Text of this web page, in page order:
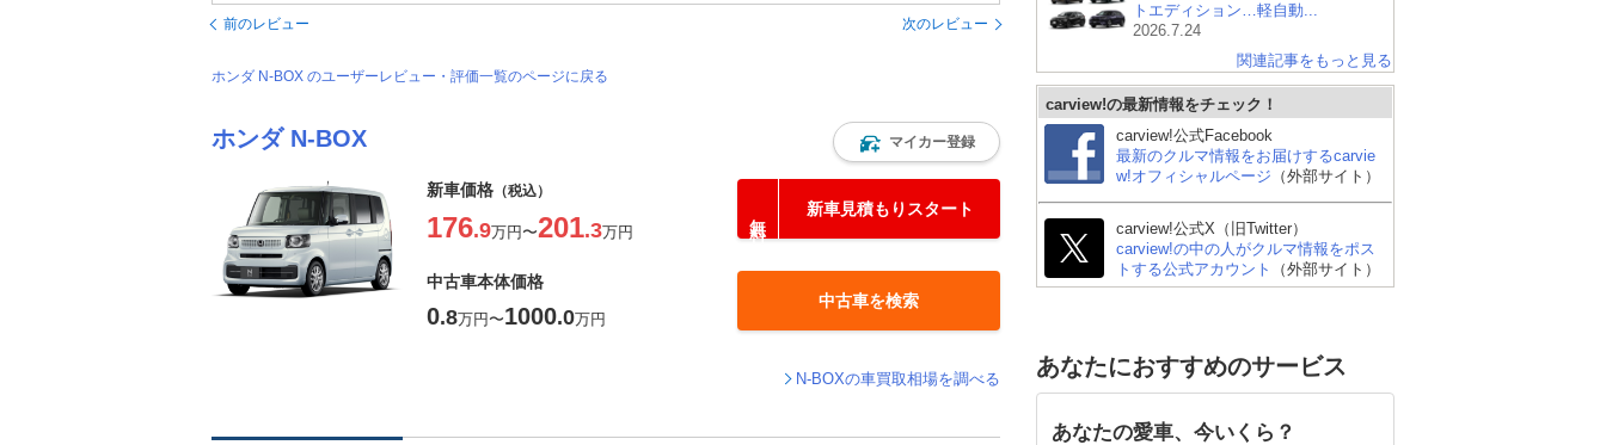
前のレビュー 次のレビュー
ホンダ N-BOX のユーザーレビュー・評価一覧のページに戻る
ホンダ N-BOX マイカー登録
新車価格 （税込）
176.9万円〜201.3万円
新車見積もりスタート
中古車本体価格
0.8万円〜1000.0万円
中古車を検索
N-BOXの車買取相場を調べる
トエディション…軽自動...
2026.7.24
関連記事をもっと見る
carview!の最新情報をチェック！
carview!公式Facebook
最新のクルマ情報をお届けするcarvie
w!オフィシャルページ （外部サイト）
carview!公式X（旧Twitter）
carview!の中の人がクルマ情報をポス
トする公式アカウント
（外部サイト）
あなたにおすすめのサービス
あなたの愛車、今いくら？